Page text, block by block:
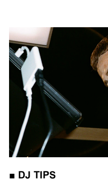
■ DJ TIPS